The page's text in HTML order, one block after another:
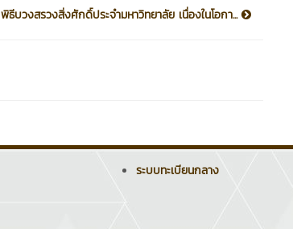
พิธีบวงสรวงสิ่งศักดิ์ประจำมหาวิทยาลัย เนื่องในโอกา...
ระบบทะเบียนกลาง